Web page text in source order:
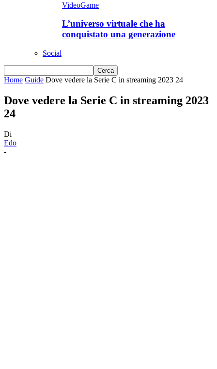
VideoGame
L’universo virtuale che ha
conquistato una generazione
Social
Home Guide Dove vedere la Serie C in streaming 2023 24
Dove vedere la Serie C in streaming 2023
24
Di
Edo
-